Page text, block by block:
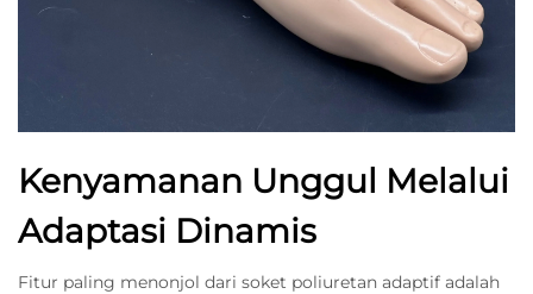
Kenyamanan Unggul Melalui
Adaptasi Dinamis
Fitur paling menonjol dari soket poliuretan adaptif adalah